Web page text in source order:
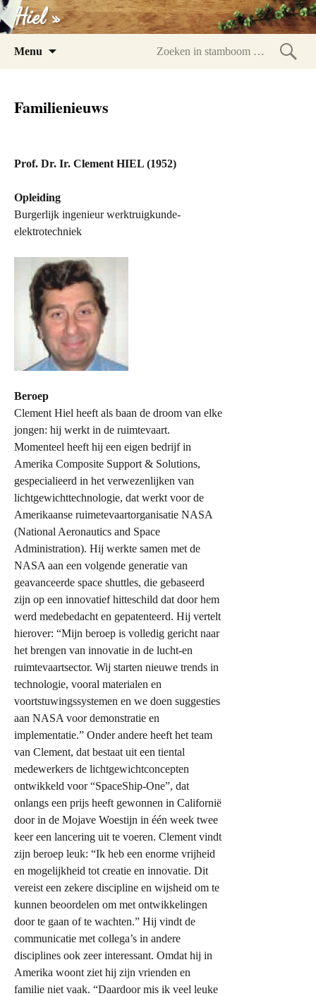
Hiel »
Menu
Familienieuws
Prof. Dr. Ir. Clement HIEL (1952)
Opleiding
Burgerlijk ingenieur werktruigkunde-
elektrotechniek
Beroep
Clement Hiel heeft als baan de droom van elke
jongen: hij werkt in de ruimtevaart.
Momenteel heeft hij een eigen bedrijf in
Amerika Composite Support & Solutions,
gespecialieerd in het verwezenlijken van
lichtgewichttechnologie, dat werkt voor de
Amerikaanse ruimetevaartorganisatie NASA
(National Aeronautics and Space
Administration). Hij werkte samen met de
NASA aan een volgende generatie van
geavanceerde space shuttles, die gebaseerd
zijn op een innovatief hitteschild dat door hem
werd medebedacht en gepatenteerd. Hij vertelt
hierover: “Mijn beroep is volledig gericht naar
het brengen van innovatie in de lucht-en
ruimtevaartsector. Wij starten nieuwe trends in
technologie, vooral materialen en
voortstuwingssystemen en we doen suggesties
aan NASA voor demonstratie en
implementatie.” Onder andere heeft het team
van Clement, dat bestaat uit een tiental
medewerkers de lichtgewichtconcepten
ontwikkeld voor “SpaceShip-One”, dat
onlangs een prijs heeft gewonnen in Californië
door in de Mojave Woestijn in één week twee
keer een lancering uit te voeren. Clement vindt
zijn beroep leuk: “Ik heb een enorme vrijheid
en mogelijkheid tot creatie en innovatie. Dit
vereist een zekere discipline en wijsheid om te
kunnen beoordelen om met ontwikkelingen
door te gaan of te wachten.” Hij vindt de
communicatie met collega’s in andere
disciplines ook zeer interessant. Omdat hij in
Amerika woont ziet hij zijn vrienden en
familie niet vaak. “Daardoor mis ik veel leuke